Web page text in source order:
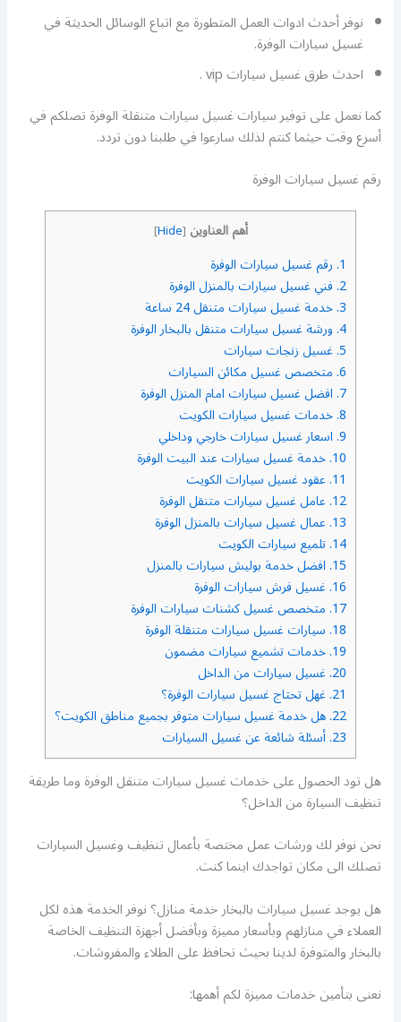
نوفر أحدث ادوات العمل المتطورة مع اتباع الوسائل الحديثة في
غسيل سيارات الوفرة.
احدث طرق غسيل سيارات vip .
كما نعمل على توفير سيارات غسيل سيارات متنقلة الوفرة تصلكم في
أسرع وقت حيثما كنتم لذلك سارعوا في طلبنا دون تردد.
رقم غسيل سيارات الوفرة
أهم العناوين [
Hide
]
1. رقم غسيل سيارات الوفرة
2. فني غسيل سيارات بالمنزل الوفرة
3. خدمة غسيل سيارات متنقل 24 ساعة
4. ورشة غسيل سيارات متنقل بالبخار الوفرة
5. غسيل زنجات سيارات
6. متخصص غسيل مكائن السيارات
7. افضل غسيل سيارات امام المنزل الوفرة
8. خدمات غسيل سيارات الكويت
9. اسعار غسيل سيارات خارجي وداخلي
10. خدمة غسيل سيارات عند البيت الوفرة
11. عقود غسيل سيارات الكويت
12. عامل غسيل سيارات متنقل الوفرة
13. عمال غسيل سيارات بالمنزل الوفرة
14. تلميع سيارات الكويت
15. افضل خدمة بوليش سيارات بالمنزل
16. غسيل فرش سيارات الوفرة
17. متخصص غسيل كشنات سيارات الوفرة
18. سيارات غسيل سيارات متنقلة الوفرة
19. خدمات تشميع سيارات مضمون
20. غسيل سيارات من الداخل
21. غهل تحتاج غسيل سيارات الوفرة؟
22. هل خدمة غسيل سيارات متوفر بجميع مناطق الكويت؟
23. أسئلة شائعة عن غسيل السيارات
هل تود الحصول على خدمات غسيل سيارات متنقل الوفرة وما طريقة
تنظيف السيارة من الداخل؟
نحن نوفر لك ورشات عمل مختصة بأعمال تنظيف وغسيل السيارات
تصلك الى مكان تواجدك اينما كنت.
هل يوجد غسيل سيارات بالبخار خدمة منازل؟ نوفر الخدمة هذه لكل
العملاء في منازلهم وبأسعار مميزة وبأفضل أجهزة التنظيف الخاصة
بالبخار والمتوفرة لدينا بحيث تحافظ على الطلاء والمفروشات.
نعنى بتأمين خدمات مميزة لكم أهمها: